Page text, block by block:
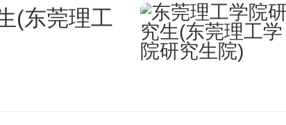
业招生考试指导意见》中明
艺术特长生将不再从招生环
(东莞理工